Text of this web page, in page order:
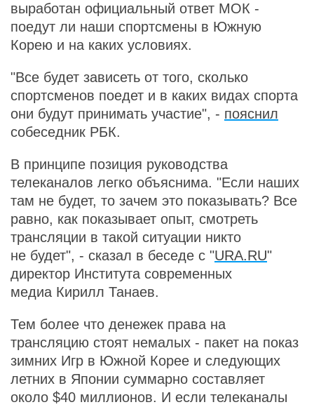
выработан официальный ответ МОК -
поедут ли наши спортсмены в Южную
Корею и на каких условиях.
"Все будет зависеть от того, сколько
спортсменов поедет и в каких видах спорта
они будут принимать участие", - пояснил
собеседник РБК.
В принципе позиция руководства
телеканалов легко объяснима. "Если наших
там не будет, то зачем это показывать? Все
равно, как показывает опыт, смотреть
трансляции в такой ситуации никто
не будет", - сказал в беседе с "URA.RU"
директор Института современных
медиа Кирилл Танаев.
Тем более что денежек права на
трансляцию стоят немалых - пакет на показ
зимних Игр в Южной Корее и следующих
летних в Японии суммарно составляет
около $40 миллионов. И если телеканалы